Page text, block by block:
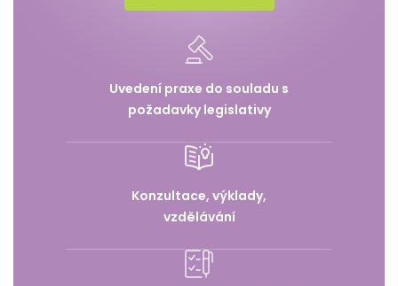
Uvedení praxe do souladu s
požadavky legislativy
Konzultace, výklady,
vzdělávání